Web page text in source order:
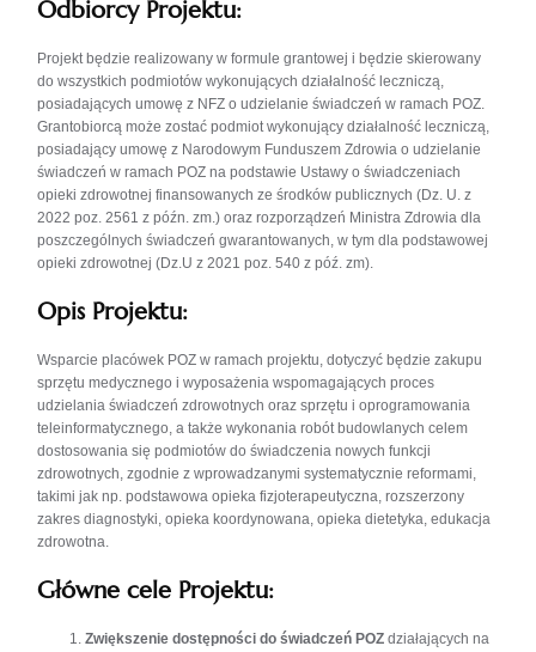
Odbiorcy Projektu:
Projekt będzie realizowany w formule grantowej i będzie skierowany
do wszystkich podmiotów wykonujących działalność leczniczą,
posiadających umowę z NFZ o udzielanie świadczeń w ramach POZ.
Grantobiorcą może zostać podmiot wykonujący działalność leczniczą,
posiadający umowę z Narodowym Funduszem Zdrowia o udzielanie
świadczeń w ramach POZ na podstawie Ustawy o świadczeniach
opieki zdrowotnej finansowanych ze środków publicznych (Dz. U. z
2022 poz. 2561 z późn. zm.) oraz rozporządzeń Ministra Zdrowia dla
poszczególnych świadczeń gwarantowanych, w tym dla podstawowej
opieki zdrowotnej (Dz.U z 2021 poz. 540 z póź. zm).
Opis Projektu:
Wsparcie placówek POZ w ramach projektu, dotyczyć będzie zakupu
sprzętu medycznego i wyposażenia wspomagających proces
udzielania świadczeń zdrowotnych oraz sprzętu i oprogramowania
teleinformatycznego, a także wykonania robót budowlanych celem
dostosowania się podmiotów do świadczenia nowych funkcji
zdrowotnych, zgodnie z wprowadzanymi systematycznie reformami,
takimi jak np. podstawowa opieka fizjoterapeutyczna, rozszerzony
zakres diagnostyki, opieka koordynowana, opieka dietetyka, edukacja
zdrowotna.
Główne cele Projektu:
Zwiększenie dostępności do świadczeń POZ działających na